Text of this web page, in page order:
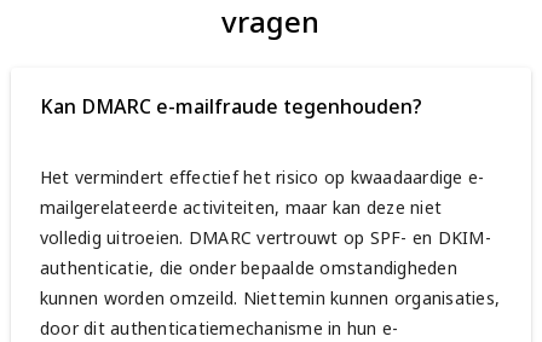
vragen
Kan DMARC e-mailfraude tegenhouden?
Het vermindert effectief het risico op kwaadaardige e-
mailgerelateerde activiteiten, maar kan deze niet
volledig uitroeien. DMARC vertrouwt op SPF- en DKIM-
authenticatie, die onder bepaalde omstandigheden
kunnen worden omzeild. Niettemin kunnen organisaties,
door dit authenticatiemechanisme in hun e-